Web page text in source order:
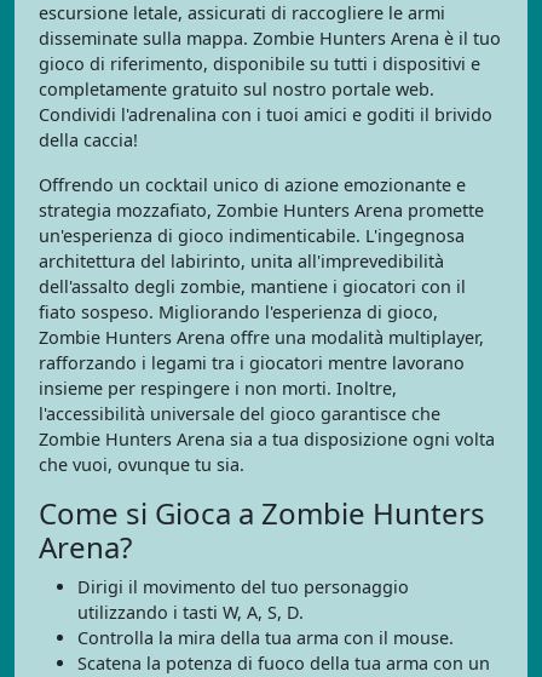
escursione letale, assicurati di raccogliere le armi
disseminate sulla mappa. Zombie Hunters Arena è il tuo
gioco di riferimento, disponibile su tutti i dispositivi e
completamente gratuito sul nostro portale web.
Condividi l'adrenalina con i tuoi amici e goditi il brivido
della caccia!
Offrendo un cocktail unico di azione emozionante e
strategia mozzafiato, Zombie Hunters Arena promette
un'esperienza di gioco indimenticabile. L'ingegnosa
architettura del labirinto, unita all'imprevedibilità
dell'assalto degli zombie, mantiene i giocatori con il
fiato sospeso. Migliorando l'esperienza di gioco,
Zombie Hunters Arena offre una modalità multiplayer,
rafforzando i legami tra i giocatori mentre lavorano
insieme per respingere i non morti. Inoltre,
l'accessibilità universale del gioco garantisce che
Zombie Hunters Arena sia a tua disposizione ogni volta
che vuoi, ovunque tu sia.
Come si Gioca a Zombie Hunters
Arena?
Dirigi il movimento del tuo personaggio
utilizzando i tasti W, A, S, D.
Controlla la mira della tua arma con il mouse.
Scatena la potenza di fuoco della tua arma con un